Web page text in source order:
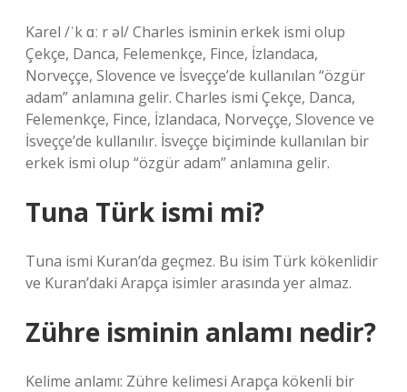
Karel /ˈk ɑː r əl/ Charles isminin erkek ismi olup
Çekçe, Danca, Felemenkçe, Fince, İzlandaca,
Norveççe, Slovence ve İsveççe’de kullanılan “özgür
adam” anlamına gelir. Charles ismi Çekçe, Danca,
Felemenkçe, Fince, İzlandaca, Norveççe, Slovence ve
İsveççe’de kullanılır. İsveççe biçiminde kullanılan bir
erkek ismi olup “özgür adam” anlamına gelir.
Tuna Türk ismi mi?
Tuna ismi Kuran’da geçmez. Bu isim Türk kökenlidir
ve Kuran’daki Arapça isimler arasında yer almaz.
Zühre isminin anlamı nedir?
Kelime anlamı: Zühre kelimesi Arapça kökenli bir